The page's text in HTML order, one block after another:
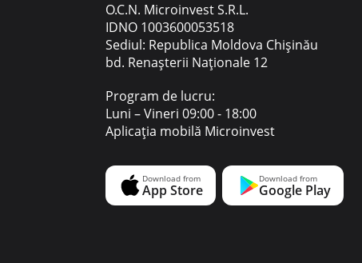
O.C.N. Microinvest S.R.L.
IDNO 1003600053518
Sediul: Republica Moldova Chișinău
bd. Renașterii Naționale 12
Program de lucru:
Luni – Vineri 09:00 - 18:00
Aplicația mobilă Microinvest